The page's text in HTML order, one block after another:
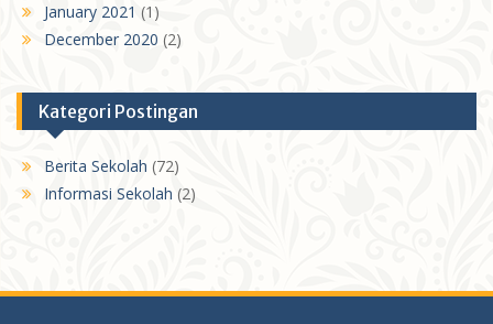
January 2021 (1)
December 2020 (2)
Kategori Postingan
Berita Sekolah (72)
Informasi Sekolah (2)